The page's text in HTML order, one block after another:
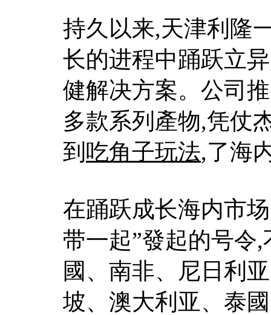
持久以来,天津利隆
长的进程中踊跃立
健解决方案。公司
多款系列產物,凭仗
到 吃角子玩法,了海
在踊跃成长海内市
带一起”發起的号令
國、南非、尼日利
坡、澳大利亚、泰